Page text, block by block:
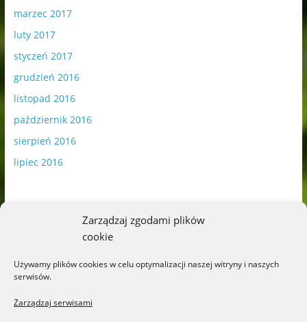
Zarządzaj zgodami plików
cookie
Używamy plików cookies w celu optymalizacji naszej witryny i naszych
serwisów.
Zarządzaj serwisami
marzec 2017
luty 2017
styczeń 2017
grudzień 2016
listopad 2016
październik 2016
sierpień 2016
lipiec 2016